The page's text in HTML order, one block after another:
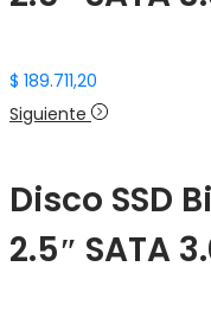
$ 189.711,20
Siguiente
Disco SSD
2.5″ SATA